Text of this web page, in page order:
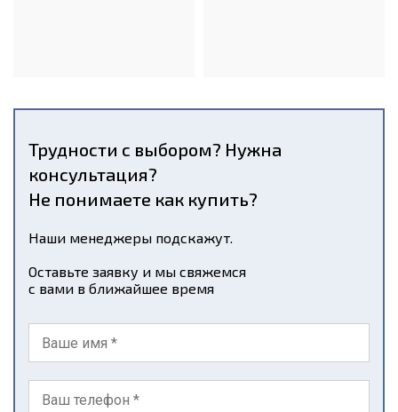
Трудности с выбором? Нужна
консультация?
Не понимаете как купить?
Наши менеджеры подскажут.
Оставьте заявку и мы свяжемся
с вами в ближайшее время